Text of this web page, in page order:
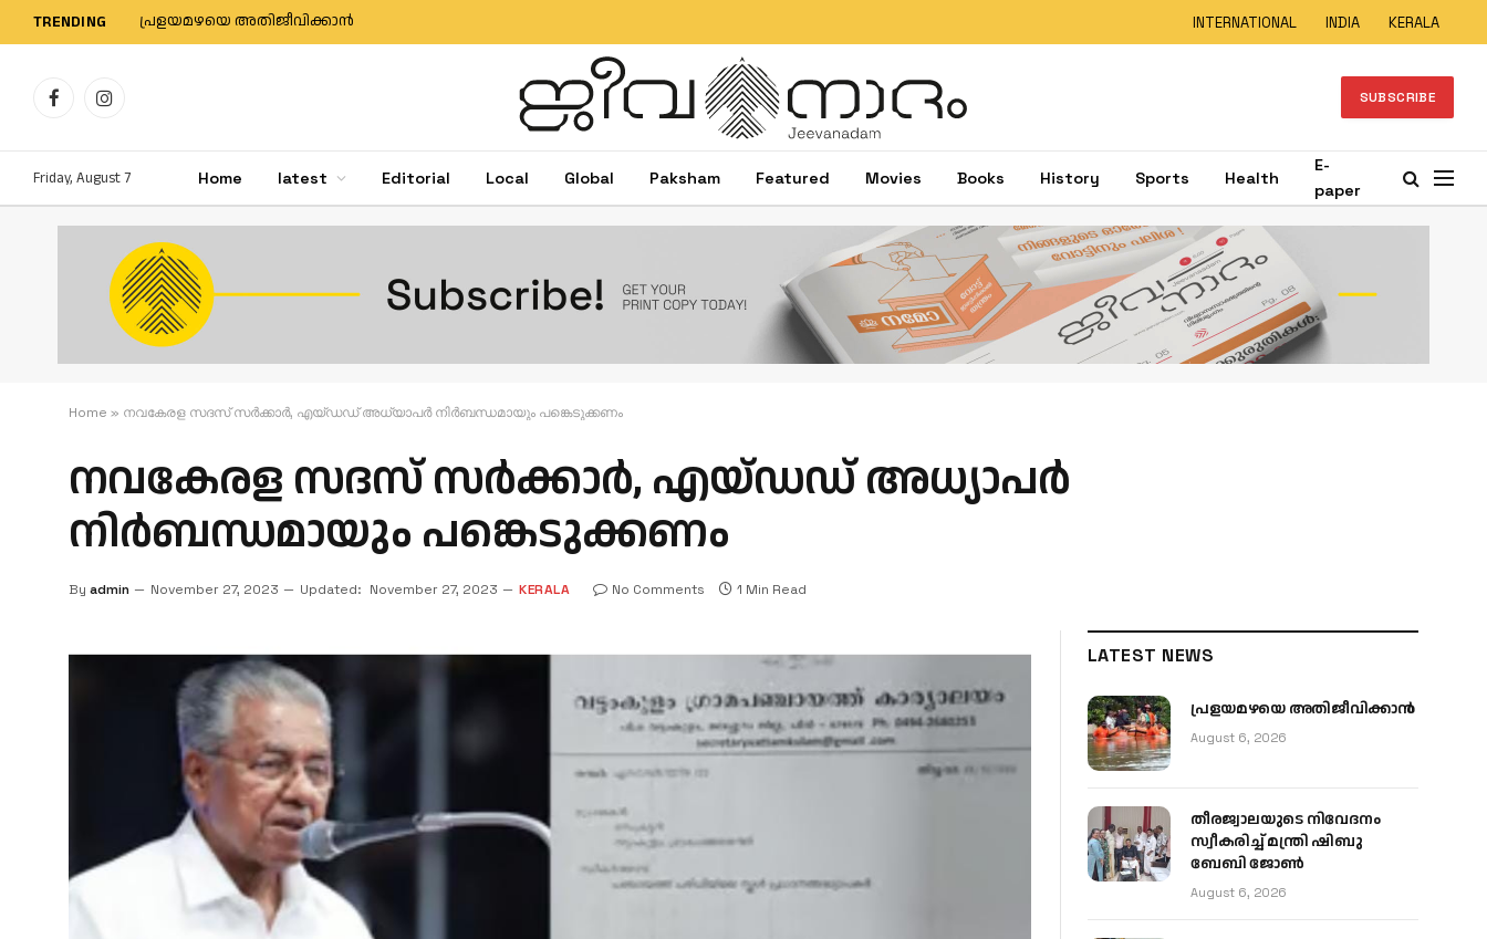
TRENDING പ്രളയമഴയെ അതിജീവിക്കാന്‍ INTERNATIONAL INDIA KERALA
FacebookInstagram SUBSCRIBE
Friday, August 7 Home latest Editorial Local Global Paksham Featured Movies Books History Sports Health
E-
paper
Home » നവകേരള സദസ് സര്‍ക്കാര്‍, എയ്ഡഡ് അധ്യാപര്‍ നിര്‍ബന്ധമായും പങ്കെടുക്കണം
നവകേരള സദസ് സര്‍ക്കാര്‍, എയ്ഡഡ് അധ്യാപര്‍
നിര്‍ബന്ധമായും പങ്കെടുക്കണം
By admin November 27, 2023 Updated: November 27, 2023 KERALA No Comments 1 Min Read
LATEST NEWS
പ്രളയമഴയെ അതിജീവിക്കാന്‍
August 6, 2026
തീരജ്വാലയുടെ നിവേദനം
സ്വീകരിച്ച് മന്ത്രി ഷിബു
ബേബി ജോൺ
August 6, 2026